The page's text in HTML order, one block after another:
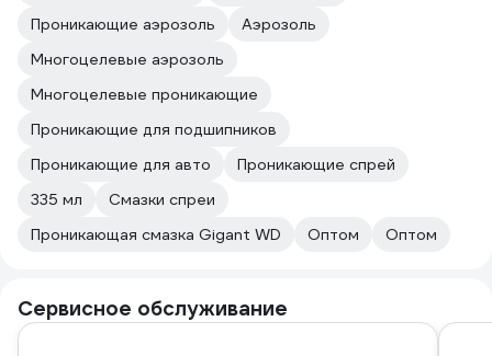
Проникающие аэрозоль
Аэрозоль
Многоцелевые аэрозоль
Многоцелевые проникающие
Проникающие для подшипников
Проникающие для авто
Проникающие спрей
335 мл
Смазки спреи
Проникающая смазка Gigant WD
Оптом Оптом
Сервисное обслуживание